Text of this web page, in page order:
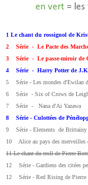
en vert =
1 Le chant du rossignol de
2 Série - Le Pacte des
3 Série - Le passe-miroir de
4 Série - Harry Potter de
5 Série - Les mondes d'Ewilan
6 Série - Six of Crows de
7 Série - Nana d'Ai Yazawa
8 Série - Culottées de
9 Série - Elements de Brittainy
10 Alice au pays des merveilles
11 Le chant du troll de Pierre
12 Série - Gardiens des citées
12 Série - Red Rising de Pierce